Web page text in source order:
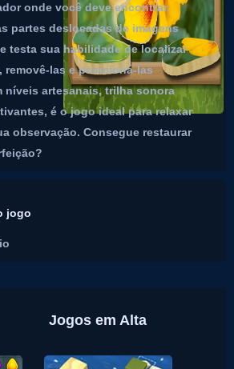
onde você deve encontrar,
partes deslocadas de imagens
testa sua habilidade de localizar
removê-las e posicioná-las
níveis artesanais, trilha sonora
é o jogo ideal para relaxar
observação. Consegue restaurar
jogo
Jogos em Alta